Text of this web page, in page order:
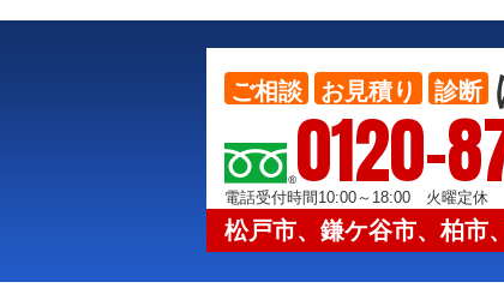
ご相談 お見積り 診断
0120-
電話受付時間10:00～18:00 火曜定休
松戸市、鎌ケ谷市、柏市